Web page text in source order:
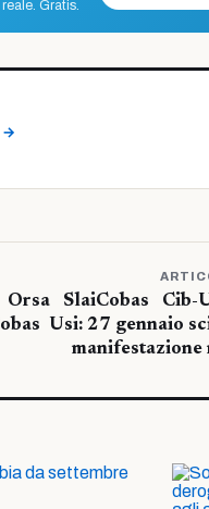
Gratis.
→
Orsa SlaiCobas Cib-
Usi: 27 gennaio
manifestazione